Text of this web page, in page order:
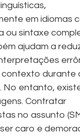
em idiomas
ou sintaxe
ajudam a
durante
No entanto,
Contratar
no assunto
caro e